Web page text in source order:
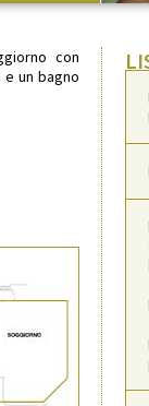
con
un bagno